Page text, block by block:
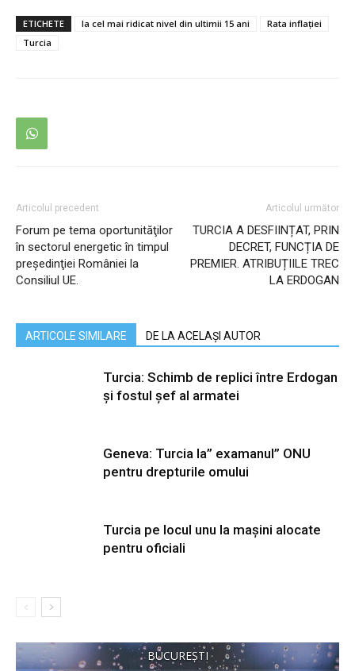
ETICHETE la cel mai ridicat nivel din ultimii 15 ani
Rata inflaţiei
Turcia
Articolul precedent
Forum pe tema oportunităţilor
în sectorul energetic în timpul
preşedinţiei României la
Consiliul UE.
Articolul următor
TURCIA A DESFIINȚAT, PRIN
DECRET, FUNCȚIA DE
PREMIER. ATRIBUȚIILE TREC
LA ERDOGAN
ARTICOLE SIMILARE DE LA ACELAȘI AUTOR
Turcia: Schimb de replici între Erdogan
și fostul șef al armatei
Geneva: Turcia la” examanul” ONU
pentru drepturile omului
Turcia pe locul unu la mașini alocate
pentru oficiali
BUCUREȘTI